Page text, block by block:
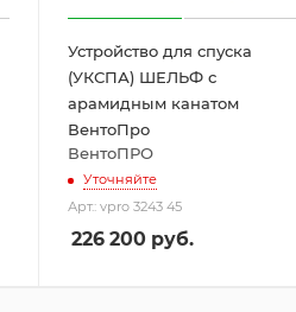
Устройство для спуска
(УКСПА) ШЕЛЬФ с
арамидным канатом
ВентоПро
ВентоПРО
Уточняйте
Арт.: vpro 3243 45
226 200 руб.